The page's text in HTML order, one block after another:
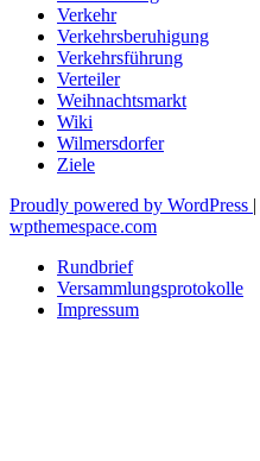
Verkehr
Verkehrsberuhigung
Verkehrsführung
Verteiler
Weihnachtsmarkt
Wiki
Wilmersdorfer
Ziele
Proudly powered by WordPress |
wpthemespace.com
Rundbrief
Versammlungsprotokolle
Impressum